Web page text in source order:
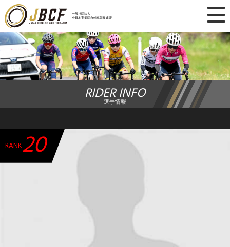
一般社団法人
全日本実業団自転車競技連盟
×
ニュース
レース日程
ランキング
チーム・選手
加盟・登録
エントリー
RIDER INFO
選手情報
RANK20